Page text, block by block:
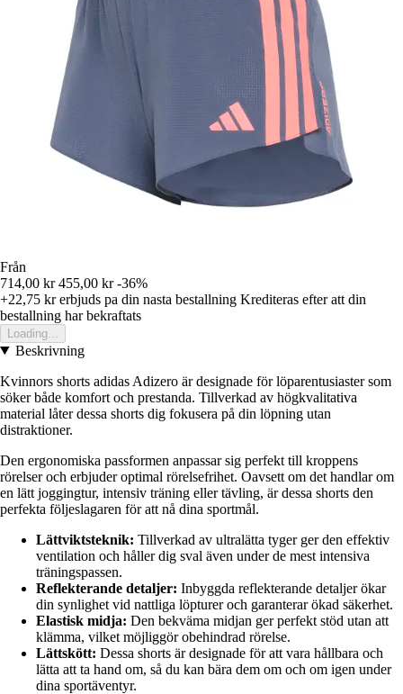
Från
714,00 kr 455,00 kr -36%
+22,75 krerbjuds pa din nasta bestallning Krediteras efter att din
bestallning har bekraftats
Loading...
Beskrivning
Kvinnors shorts adidas Adizero är designade för löparentusiaster som
söker både komfort och prestanda. Tillverkad av högkvalitativa
material låter dessa shorts dig fokusera på din löpning utan
distraktioner.
Den ergonomiska passformen anpassar sig perfekt till kroppens
rörelser och erbjuder optimal rörelsefrihet. Oavsett om det handlar om
en lätt joggingtur, intensiv träning eller tävling, är dessa shorts den
perfekta följeslagaren för att nå dina sportmål.
Lättviktsteknik: Tillverkad av ultralätta tyger ger den effektiv
ventilation och håller dig sval även under de mest intensiva
träningspassen.
Reflekterande detaljer: Inbyggda reflekterande detaljer ökar
din synlighet vid nattliga löpturer och garanterar ökad säkerhet.
Elastisk midja: Den bekväma midjan ger perfekt stöd utan att
klämma, vilket möjliggör obehindrad rörelse.
Lättskött: Dessa shorts är designade för att vara hållbara och
lätta att ta hand om, så du kan bära dem om och om igen under
dina sportäventyr.